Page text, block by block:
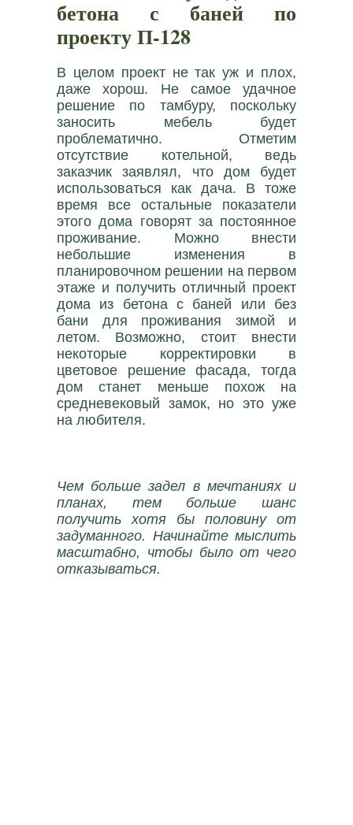
бетона с баней по
проекту П-128
В целом проект не так уж и плох,
даже хорош. Не самое удачное
решение по тамбуру, поскольку
заносить мебель будет
проблематично. Отметим
отсутствие котельной, ведь
заказчик заявлял, что дом будет
использоваться как дача. В тоже
время все остальные показатели
этого дома говорят за постоянное
проживание. Можно внести
небольшие изменения в
планировочном решении на первом
этаже и получить отличный проект
дома из бетона с баней или без
бани для проживания зимой и
летом. Возможно, стоит внести
некоторые корректировки в
цветовое решение фасада, тогда
дом станет меньше похож на
средневековый замок, но это уже
на любителя.
Чем больше задел в мечтаниях и
планах, тем больше шанс
получить хотя бы половину от
задуманного. Начинайте мыслить
масштабно, чтобы было от чего
отказываться.